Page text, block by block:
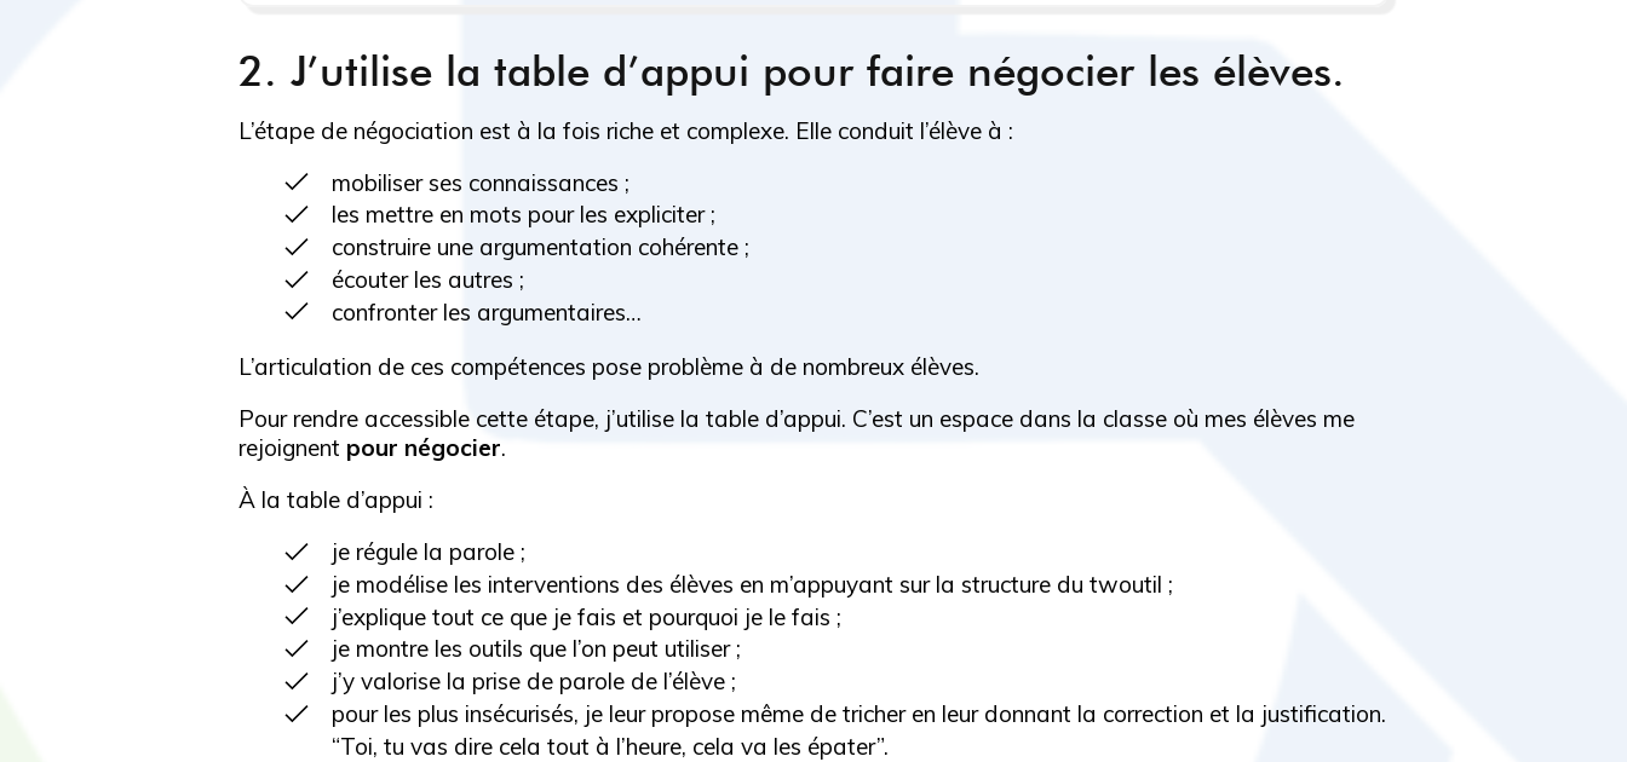
2. J’utilise la table d’appui pour faire négocier les élèves.
L’étape de négociation est à la fois riche et complexe. Elle conduit l’élève à :
mobiliser ses connaissances ;
les mettre en mots pour les expliciter ;
construire une argumentation cohérente ;
écouter les autres ;
confronter les argumentaires…
L’articulation de ces compétences pose problème à de nombreux élèves.
Pour rendre accessible cette étape, j’utilise la table d’appui. C’est un espace dans la classe où mes élèves me
rejoignent pour négocier.
À la table d’appui :
je régule la parole ;
je modélise les interventions des élèves en m’appuyant sur la structure du twoutil ;
j’explique tout ce que je fais et pourquoi je le fais ;
je montre les outils que l’on peut utiliser ;
j’y valorise la prise de parole de l’élève ;
pour les plus insécurisés, je leur propose même de tricher en leur donnant la correction et la justification.
“Toi, tu vas dire cela tout à l’heure, cela va les épater”.